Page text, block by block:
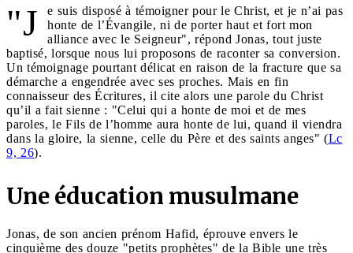
"J
e suis disposé à témoigner pour le Christ, et je n’ai pas
honte de l’Évangile, ni de porter haut et fort mon
alliance avec le Seigneur", répond Jonas, tout juste
baptisé, lorsque nous lui proposons de raconter sa conversion.
Un témoignage pourtant délicat en raison de la fracture que sa
démarche a engendrée avec ses proches. Mais en fin
connaisseur des Écritures, il cite alors une parole du Christ
qu’il a fait sienne : "Celui qui a honte de moi et de mes
paroles, le Fils de l’homme aura honte de lui, quand il viendra
dans la gloire, la sienne, celle du Père et des saints anges" (Lc
9, 26).
Une éducation musulmane
Jonas, de son ancien prénom Hafid, éprouve envers le
cinquième des douze "petits prophètes" de la Bible une très